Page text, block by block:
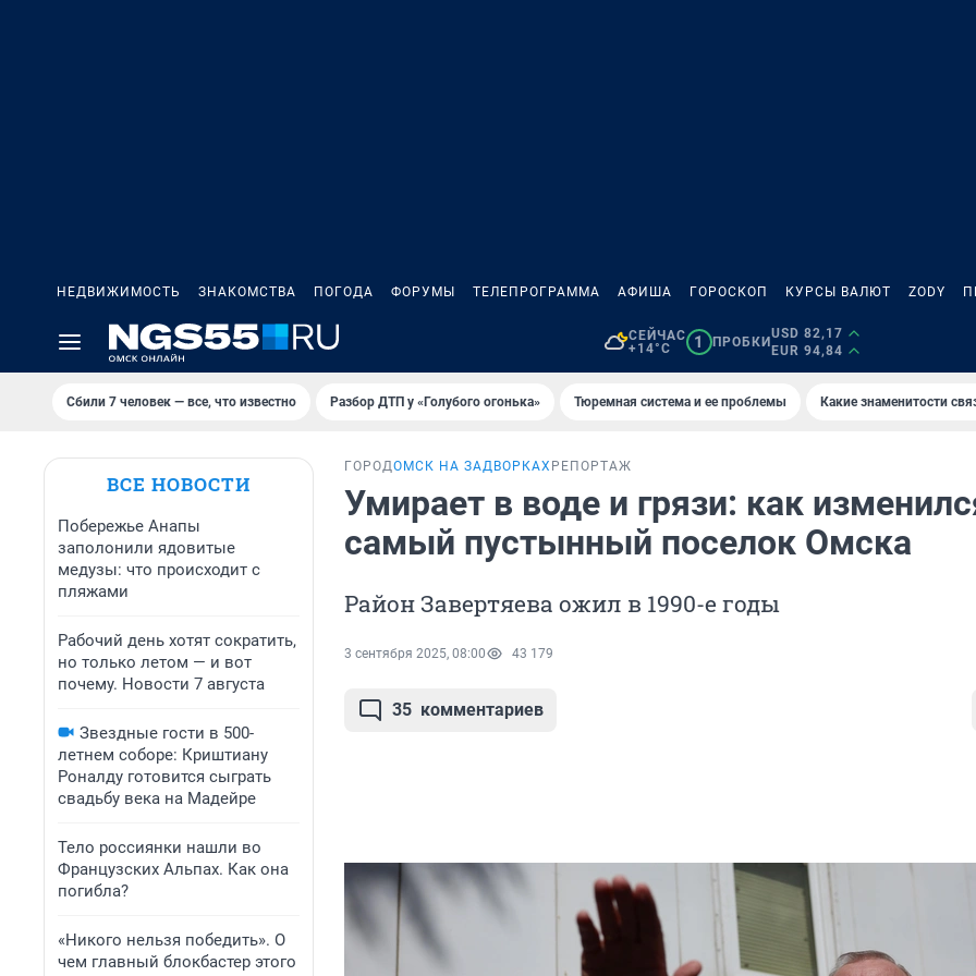
НЕДВИЖИМОСТЬ ЗНАКОМСТВА ПОГОДА ФОРУМЫ ТЕЛЕПРОГРАММА АФИША ГОРОСКОП КУРСЫ ВАЛЮТ ZODY
СЕЙЧАС
+14°C
1 ПРОБКИ
USD 82,17
EUR 94,84
Сбили 7 человек — все, что известно Разбор ДТП у «Голубого огонька» Тюремная система и ее проблемы Какие знаменитости
ВСЕ НОВОСТИ
Побережье Анапы
заполонили ядовитые
медузы: что происходит с
пляжами
Рабочий день хотят сократить,
но только летом — и вот
почему. Новости 7 августа
Звездные гости в 500-
летнем соборе: Криштиану
Роналду готовится сыграть
свадьбу века на Мадейре
Тело россиянки нашли во
Французских Альпах. Как она
погибла?
«Никого нельзя победить». О
чем главный блокбастер этого
ГОРОДОМСК НА ЗАДВОРКАХ РЕПОРТАЖ
Умирает в воде и грязи: как
самый пустынный поселок Омска
Район Завертяева ожил в 1990-е годы
3 сентября 2025, 08:00 43 179
35 комментариев